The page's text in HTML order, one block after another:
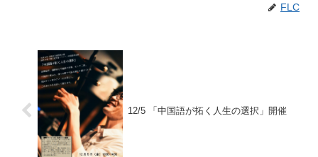
FLC
12/5 「中国語が拓く人生の選択」開催